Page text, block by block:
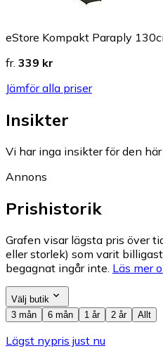
eStore Kompakt Paraply
fr. 339 kr
Jämför alla priser
Insikter
Vi har inga insikter för den
Annons
Prishistorik
Grafen visar lägsta pris över
eller storlek) som varit
begagnat ingår inte. Läs mer
Välj butik
3 mån
6 mån 1 år 2 år Allt
Lägst nypris just nu